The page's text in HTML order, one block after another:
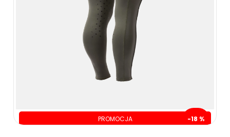
PROMOCJA -18 %